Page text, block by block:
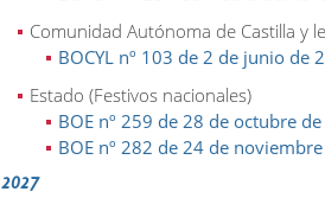
Comunidad Autónoma de Castilla y
BOCYL nº 103 de 2 de junio de
Estado (Festivos nacionales)
BOE nº 259 de 28 de octubre
BOE nº 282 de 24 de
2027